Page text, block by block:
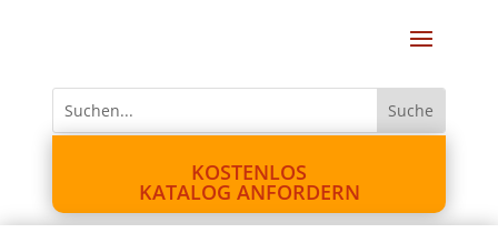
KOSTENLOS
KATALOG ANFORDERN